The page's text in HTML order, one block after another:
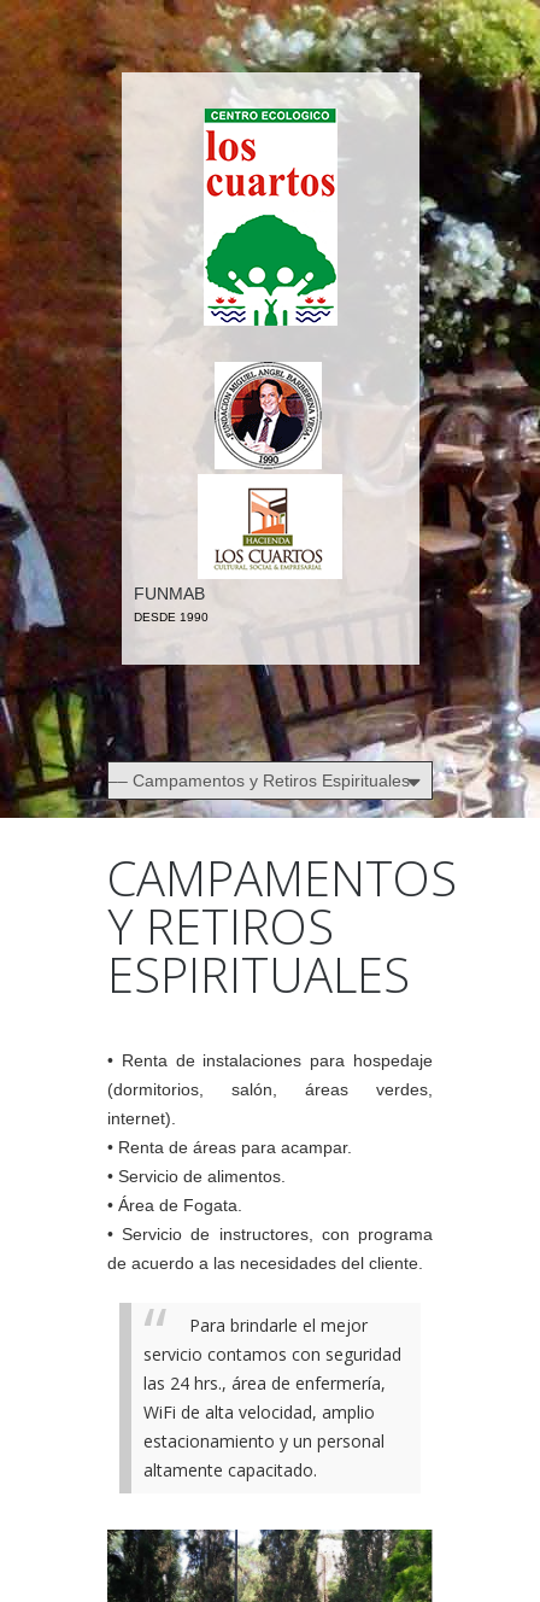
FUNMAB
DESDE 1990
CAMPAMENTOS
Y RETIROS
ESPIRITUALES
• Renta de instalaciones para hospedaje
(dormitorios, salón, áreas verdes,
internet).
• Renta de áreas para acampar.
• Servicio de alimentos.
• Área de Fogata.
• Servicio de instructores, con programa
de acuerdo a las necesidades del cliente.
Para brindarle el mejor
servicio contamos con seguridad
las 24 hrs., área de enfermería,
WiFi de alta velocidad, amplio
estacionamiento y un personal
altamente capacitado.